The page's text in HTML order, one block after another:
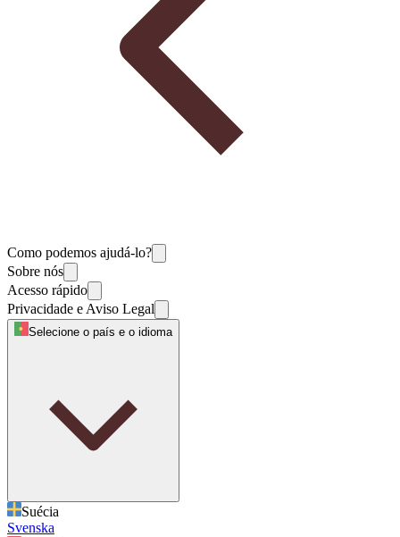
Como podemos ajudá-lo?
Sobre nós
Acesso rápido
Privacidade e Aviso Legal
Selecione o país e o idioma
Suécia
Svenska